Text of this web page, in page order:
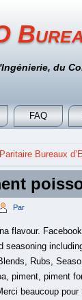
du
FAQ
Bureaux
Par
flavour.
seasoning
Rubs,
piment, piment
beaucoup